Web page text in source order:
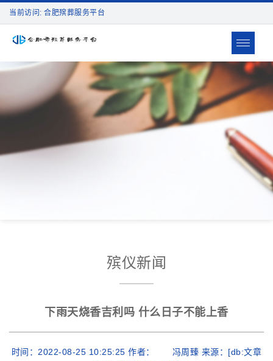
当前访问: 合肥殡葬服务平台
Toggle
殡仪新闻
下雨天烧香吉利吗 什么日子不能上香
时间：2022-08-25 10:25:25 作者： 冯周臻 来源：[db:文章